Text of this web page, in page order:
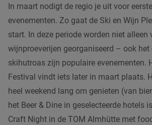
In maart nodigt de regio je uit voor
evenementen. Zo gaat de Ski en Wijn
start. In deze periode worden niet
wijnproeverijen georganiseerd – ook het
skihutroas zijn populaire evenementen.
Festival vindt iets later in maart plaats.
heel weekend lang om genieten (van
het Beer & Dine in geselecteerde hotels
Craft Night in de TOM Almhütte met